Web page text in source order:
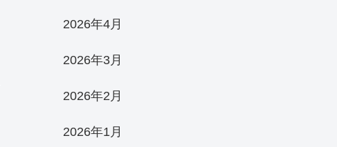
2026年4月
2026年3月
2026年2月
2026年1月